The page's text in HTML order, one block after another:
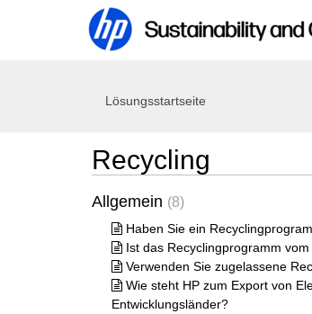
Lösungsstartseite
Recycling
Allgemein 8
Haben Sie ein
Ist das Recyclingprogramm
Verwenden Sie zugelassene
Wie steht HP zum Export von
Entwicklungsländer?